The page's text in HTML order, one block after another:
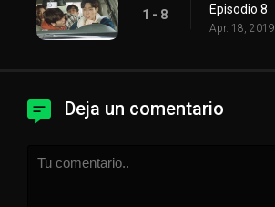
1 - 8 Episodio 8
Apr. 18, 2019
Deja un comentario